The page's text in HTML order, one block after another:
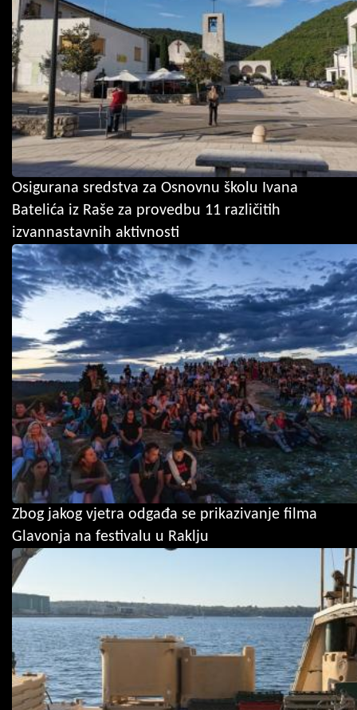
Osigurana sredstva za Osnovnu školu Ivana
Batelića iz Raše za provedbu 11 različitih
izvannastavnih aktivnosti
Zbog jakog vjetra odgađa se prikazivanje filma
Glavonja na festivalu u Raklju